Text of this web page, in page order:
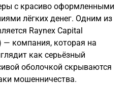
с красиво оформленными
лёгких денег. Одним из
Raynex Capital
— компания, которая на
как серьёзный
оболочкой скрываются
мошенничества.